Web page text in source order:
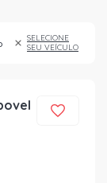
SELECIONE
SEU VEÍCULO